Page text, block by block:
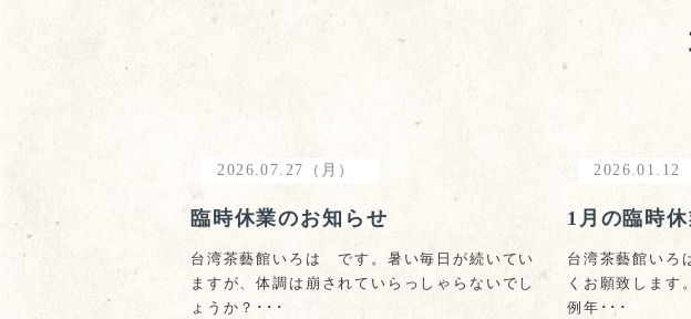
2026.07.27（月）
臨時休業のお知らせ
台湾茶藝館いろは です。暑い毎日が続いてい
ますが、体調は崩されていらっしゃらないでし
ょうか？･･･
2026.01.12
1月の臨時
台湾茶藝館いろ
くお願致します
例年･･･